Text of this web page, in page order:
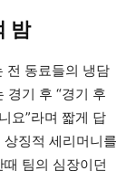
밤
전 동료들의 냉담
경기 후 “경기 후
요”라며 짧게 답
징적 세리머니를
팀의 심장이던